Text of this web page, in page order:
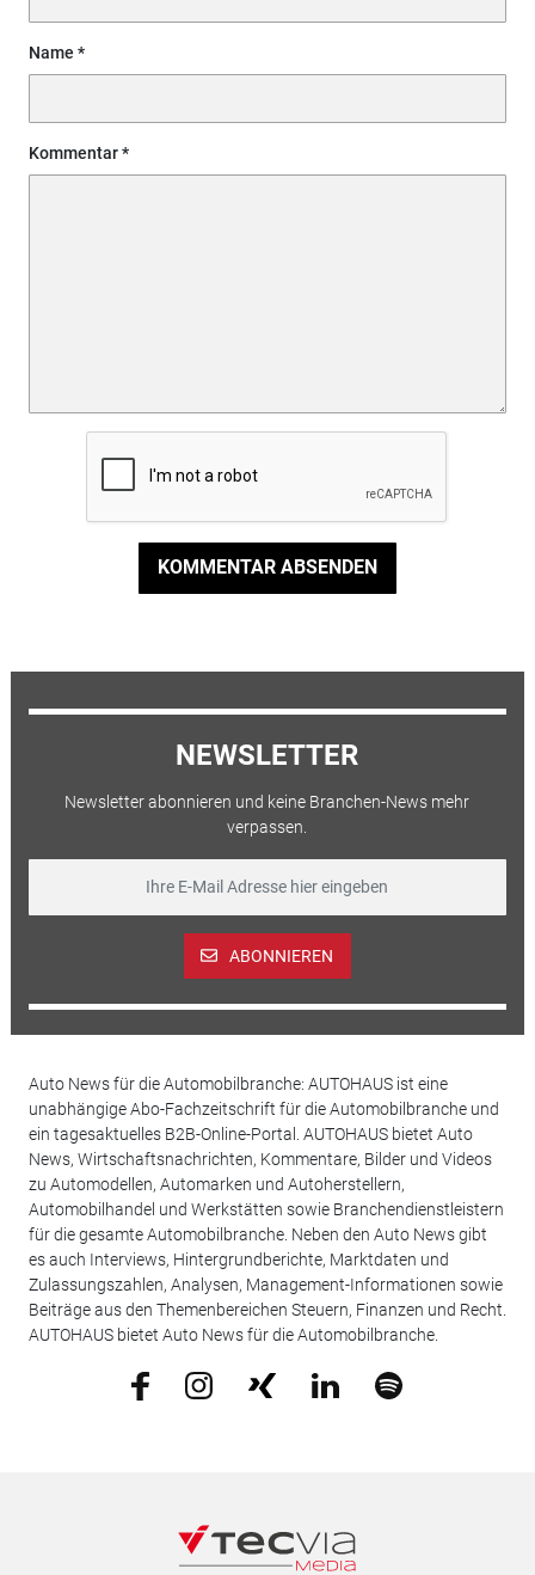
Name
Kommentar
KOMMENTAR ABSENDEN
NEWSLETTER
Newsletter abonnieren und keine Branchen-News mehr
verpassen.
ABONNIEREN
Auto News für die Automobilbranche: AUTOHAUS ist eine
unabhängige Abo-Fachzeitschrift für die Automobilbranche und
ein tagesaktuelles B2B-Online-Portal. AUTOHAUS bietet Auto
News, Wirtschaftsnachrichten, Kommentare, Bilder und Videos
zu Automodellen, Automarken und Autoherstellern,
Automobilhandel und Werkstätten sowie Branchendienstleistern
für die gesamte Automobilbranche. Neben den Auto News gibt
es auch Interviews, Hintergrundberichte, Marktdaten und
Zulassungszahlen, Analysen, Management-Informationen sowie
Beiträge aus den Themenbereichen Steuern, Finanzen und Recht.
AUTOHAUS bietet Auto News für die Automobilbranche.